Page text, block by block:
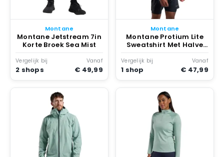
Montane
Montane Jetstream 7in
Korte Broek Sea Mist
Vergelijk bij
2 shops
Vanaf
€ 49,99
Montane
Montane Protium Lite
Sweatshirt Met Halve
Rits Sea Mist
Vergelijk bij
1 shop
Vanaf
€ 47,99